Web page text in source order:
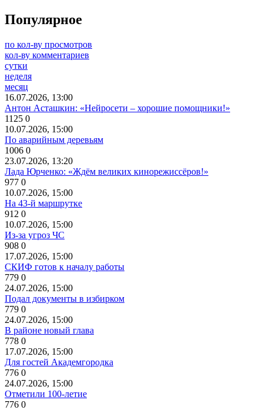
Популярное
по кол-ву просмотров
кол-ву комментариев
сутки
неделя
месяц
16.07.2026, 13:00
Антон Асташкин: «Нейросети – хорошие помощники!»
1125 0
10.07.2026, 15:00
По аварийным деревьям
1006 0
23.07.2026, 13:20
Лада Юрченко: «Ждём великих кинорежиссёров!»
977 0
10.07.2026, 15:00
На 43-й маршрутке
912 0
10.07.2026, 15:00
Из-за угроз ЧС
908 0
17.07.2026, 15:00
СКИФ готов к началу работы
779 0
24.07.2026, 15:00
Подал документы в избирком
779 0
24.07.2026, 15:00
В районе новый глава
778 0
17.07.2026, 15:00
Для гостей Академгородка
776 0
24.07.2026, 15:00
Отметили 100-летие
776 0